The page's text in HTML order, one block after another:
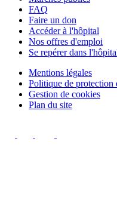
FAQ
Faire un don
Accéder à l'hôpital
Nos offres d'emploi
Se repérer dans
Mentions légales
Politique de protection
Gestion de cookies
Plan du site